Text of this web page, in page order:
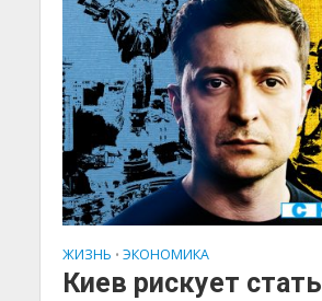
ЖИЗНЬ • ЭКОНОМИКА
Киев рискует стать